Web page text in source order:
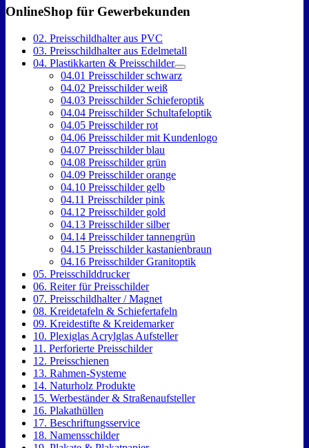
OnlineShop für Gewerbekunden
02. Preisschildhalter aus PVC
03. Preisschildhalter aus Edelmetall
04. Plastikkarten & Preisschilder
04.01 Preisschilder schwarz
04.02 Preisschilder weiß
04.03 Preisschilder Schieferoptik
04.04 Preisschilder Schultafeloptik
04.05 Preisschilder rot
04.06 Preisschilder mit Kundenlogo
04.07 Preisschilder blau
04.08 Preisschilder grün
04.09 Preisschilder orange
04.10 Preisschilder gelb
04.11 Preisschilder pink
04.12 Preisschilder gold
04.13 Preisschilder silber
04.14 Preisschilder tannengrün
04.15 Preisschilder kastanienbraun
04.16 Preisschilder Granitoptik
05. Preisschilddrucker
06. Reiter für Preisschilder
07. Preisschildhalter / Magnet
08. Kreidetafeln & Schiefertafeln
09. Kreidestifte & Kreidemarker
10. Plexiglas Acrylglas Aufsteller
11. Perforierte Preisschilder
12. Preisschienen
13. Rahmen-Systeme
14. Naturholz Produkte
15. Werbeständer & Straßenaufsteller
16. Plakathüllen
17. Beschriftungsservice
18. Namensschilder